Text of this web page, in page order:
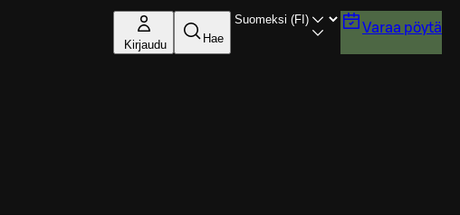
Kirjaudu Hae
Varaa pöytä